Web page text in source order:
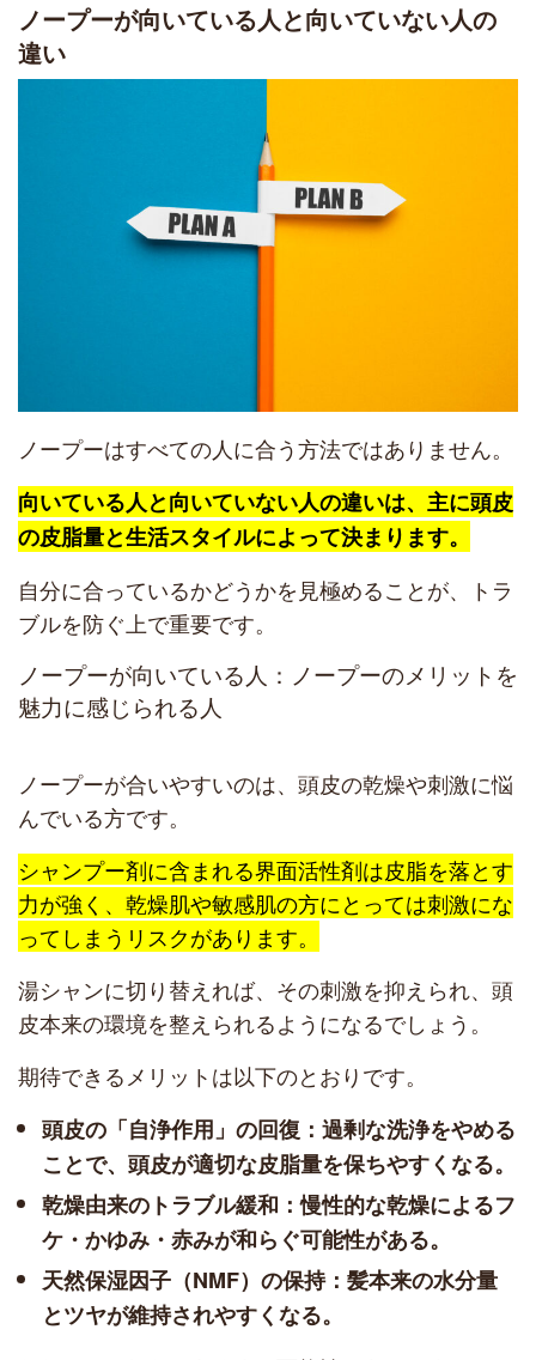
ノープーが向いている人と向いていない人の
違い
ノープーはすべての人に合う方法ではありません。
向いている人と向いていない人の違いは、主に頭皮
の皮脂量と生活スタイルによって決まります。
自分に合っているかどうかを見極めることが、トラ
ブルを防ぐ上で重要です。
ノープーが向いている人：ノープーのメリットを
魅力に感じられる人
ノープーが合いやすいのは、頭皮の乾燥や刺激に悩
んでいる方です。
シャンプー剤に含まれる界面活性剤は皮脂を落とす
力が強く、乾燥肌や敏感肌の方にとっては刺激にな
ってしまうリスクがあります。
湯シャンに切り替えれば、その刺激を抑えられ、頭
皮本来の環境を整えられるようになるでしょう。
期待できるメリットは以下のとおりです。
頭皮の「自浄作用」の回復：過剰な洗浄をやめる
ことで、頭皮が適切な皮脂量を保ちやすくなる。
乾燥由来のトラブル緩和：慢性的な乾燥によるフ
ケ・かゆみ・赤みが和らぐ可能性がある。
天然保湿因子（NMF）の保持：髪本来の水分量
とツヤが維持されやすくなる。